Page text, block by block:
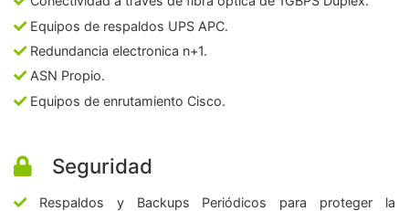
Equipos de respaldos UPS APC.
Redundancia electronica n+1.
ASN Propio.
Equipos de enrutamiento Cisco.
Seguridad
Respaldos y Backups Periódicos para proteger la